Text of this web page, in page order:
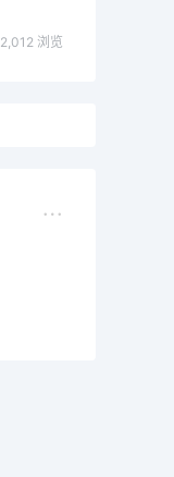
2,012 浏览